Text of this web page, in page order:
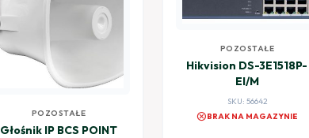
POZOSTAŁE
Głośnik IP BCS POINT
POZOSTAŁE
Hikvision DS-3E1518P-
EI/M
SKU: 56642
cancelBRAK NA MAGAZYNIE